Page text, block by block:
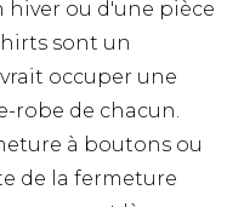
hiver ou d'une pièce
sont un
occuper une
robe de chacun.
à boutons ou
de la fermeture